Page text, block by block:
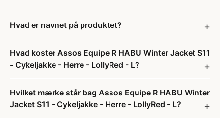
Hvad er navnet på produktet?
Hvad koster Assos Equipe R HABU Winter Jacket S11
- Cykeljakke - Herre - LollyRed - L?
Hvilket mærke står bag Assos Equipe R HABU Winter
Jacket S11 - Cykeljakke - Herre - LollyRed - L?